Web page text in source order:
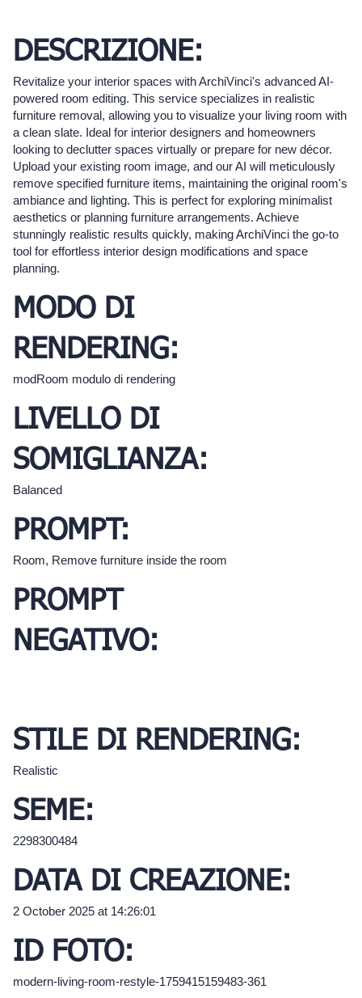
DESCRIZIONE:
Revitalize your interior spaces with ArchiVinci's advanced AI-
powered room editing. This service specializes in realistic
furniture removal, allowing you to visualize your living room with
a clean slate. Ideal for interior designers and homeowners
looking to declutter spaces virtually or prepare for new décor.
Upload your existing room image, and our AI will meticulously
remove specified furniture items, maintaining the original room's
ambiance and lighting. This is perfect for exploring minimalist
aesthetics or planning furniture arrangements. Achieve
stunningly realistic results quickly, making ArchiVinci the go-to
tool for effortless interior design modifications and space
planning.
MODO DI
RENDERING:
modRoom modulo di rendering
LIVELLO DI
SOMIGLIANZA:
Balanced
PROMPT:
Room, Remove furniture inside the room
PROMPT
NEGATIVO:
STILE DI RENDERING:
Realistic
SEME:
2298300484
DATA DI CREAZIONE:
2 October 2025 at 14:26:01
ID FOTO:
modern-living-room-restyle-1759415159483-361